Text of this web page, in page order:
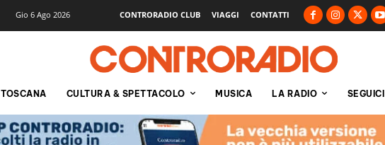
Gio 6 Ago 2026 CONTRORADIO CLUB VIAGGI CONTATTI
TOSCANA CULTURA & SPETTACOLO MUSICA LA RADIO SEGUICI